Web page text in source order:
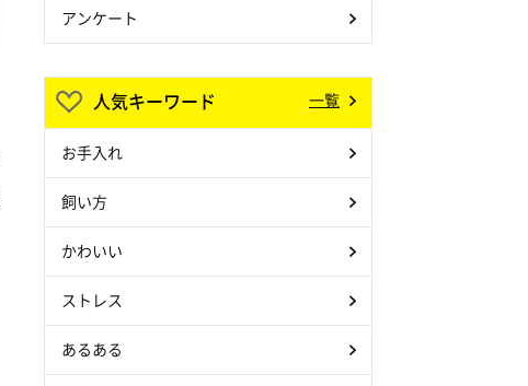
アンケート
人気キーワード 一覧
お手入れ
飼い方
かわいい
ストレス
あるある